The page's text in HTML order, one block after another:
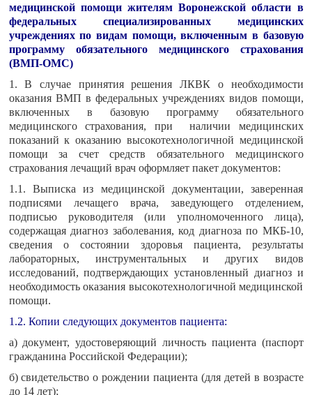
медицинской помощи жителям Воронежской области в
федеральных специализированных медицинских
учреждениях по видам помощи, включенным в базовую
программу обязательного медицинского страхования
(ВМП-ОМС)
1. В случае принятия решения ЛКВК о необходимости
оказания ВМП в федеральных учреждениях видов помощи,
включенных в базовую программу обязательного
медицинского страхования, при наличии медицинских
показаний к оказанию высокотехнологичной медицинской
помощи за счет средств обязательного медицинского
страхования лечащий врач оформляет пакет документов:
1.1. Выписка из медицинской документации, заверенная
подписями лечащего врача, заведующего отделением,
подписью руководителя (или уполномоченного лица),
содержащая диагноз заболевания, код диагноза по МКБ-10,
сведения о состоянии здоровья пациента, результаты
лабораторных, инструментальных и других видов
исследований, подтверждающих установленный диагноз и
необходимость оказания высокотехнологичной медицинской
помощи.
1.2. Копии следующих документов пациента:
а) документ, удостоверяющий личность пациента (паспорт
гражданина Российской Федерации);
б) свидетельство о рождении пациента (для детей в возрасте
до 14 лет);